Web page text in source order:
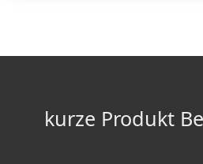
kurze Produkt